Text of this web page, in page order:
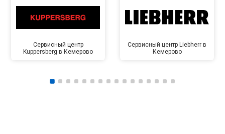
Сервисный центр
Kuppersberg в Кемерово
Сервисный центр Liebherr в
Кемерово